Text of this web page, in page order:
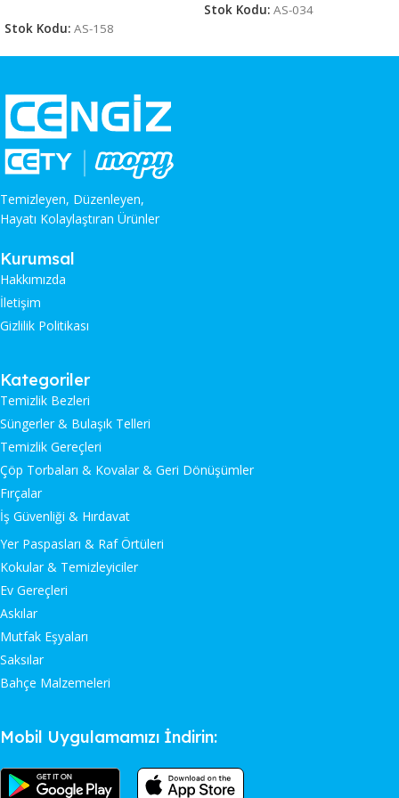
Stok Kodu: AS-158
Stok Kodu: AS-034
Temizleyen, Düzenleyen,
Hayatı Kolaylaştıran Ürünler
Kurumsal
Hakkımızda
İletişim
Gizlilik Politikası
Kategoriler
Temizlik Bezleri
Süngerler & Bulaşık Telleri
Temizlik Gereçleri
Çöp Torbaları & Kovalar & Geri Dönüşümler
Fırçalar
İş Güvenliği & Hırdavat
Yer Paspasları & Raf Örtüleri
Kokular & Temizleyiciler
Ev Gereçleri
Askılar
Mutfak Eşyaları
Saksılar
Bahçe Malzemeleri
Mobil Uygulamamızı İndirin: